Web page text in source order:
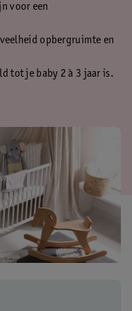
voor een
opbergruimte en
tot je baby 2 à 3 jaar is.